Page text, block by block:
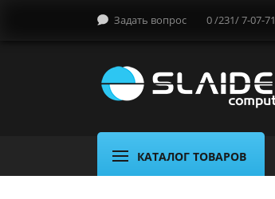
Задать вопрос 0 /231/ 7-07-71
КАТАЛОГ ТОВАРОВ